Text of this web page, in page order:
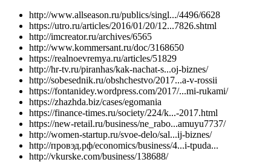
http://www.allseason.ru/publics/singl.../4496/6628
https://utro.ru/articles/2016/01/20/12...7826.shtml
http://imcreator.ru/archives/6565
http://www.kommersant.ru/doc/3168650
https://realnoevremya.ru/articles/51829
http://hr-tv.ru/piranhas/kak-nachat-s...oj-biznes/
http://sobesednik.ru/obshchestvo/2017...a-v-rossii
https://fontanidey.wordpress.com/2017/...mi-rukami/
https://zhazhda.biz/cases/egomania
https://finance-times.ru/society/224/k...-2017.html
https://new-retail.ru/business/ne_rabo...amuyu7737/
http://women-startup.ru/svoe-delo/sal...ij-biznes/
http://провэд.рф/economics/business/4...i-tpuda...
http://vkurske.com/business/138688/